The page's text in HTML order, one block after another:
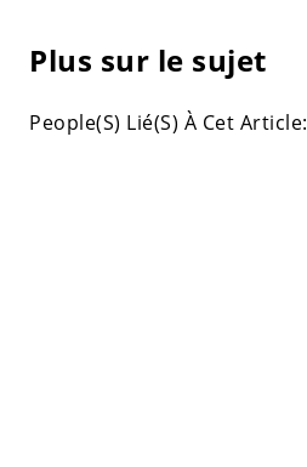
Plus sur le sujet
People(S) Lié(S) À Cet Article: